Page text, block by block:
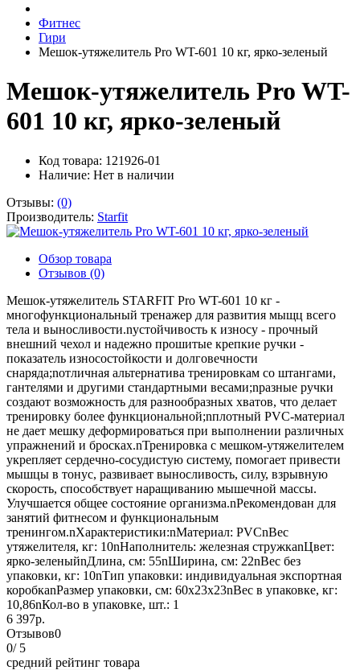
Фитнес
Гири
Мешок-утяжелитель Pro WT-601 10 кг, ярко-зеленый
Мешок-утяжелитель Pro WT-
601 10 кг, ярко-зеленый
Код товара: 121926-01
Наличие: Нет в наличии
Отзывы: (0)
Производитель: Starfit
Обзор товара
Отзывов (0)
Мешок-утяжелитель STARFIT Pro WT-601 10 кг -
многофункциональный тренажер для развития мыщц всего
тела и выносливости.nустойчивость к износу - прочный
внешний чехол и надежно прошитые крепкие ручки -
показатель износостойкости и долговечности
снаряда;nотличная альтернатива тренировкам со штангами,
гантелями и другими стандартными весами;nразные ручки
создают возможность для разнообразных хватов, что делает
тренировку более функциональной;nплотный PVC-материал
не дает мешку деформироваться при выполнении различных
упражнений и бросках.nТренировка с мешком-утяжелителем
укрепляет сердечно-сосудистую систему, помогает привести
мышцы в тонус, развивает выносливость, силу, взрывную
скорость, способствует наращиванию мышечной массы.
Улучшается общее состояние организма.nРекомендован для
занятий фитнесом и функциональным
тренингом.nХарактеристики:nМатериал: PVCnВес
утяжелителя, кг: 10nНаполнитель: железная стружкаnЦвет:
ярко-зеленыйnДлина, см: 55nШирина, см: 22nВес без
упаковки, кг: 10nТип упаковки: индивидуальная экспортная
коробкаnРазмер упаковки, см: 60х23х23nВес в упаковке, кг:
10,86nКол-во в упаковке, шт.: 1
6 397р.
Отзывов0
0/ 5
средний рейтинг товара